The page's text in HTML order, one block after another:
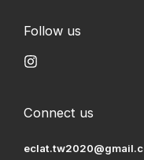
Follow us
Connect us